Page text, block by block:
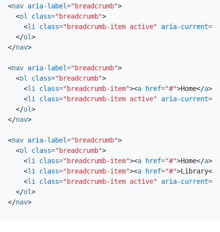
<nav aria-label="breadcrumb">
<ol class="breadcrumb">
<li class="breadcrumb-item active" aria-current=
</ol>
</nav>
<nav aria-label="breadcrumb">
<ol class="breadcrumb">
<li class="breadcrumb-item"><a href="#">Home</a></
<li class="breadcrumb-item active" aria-current=
</ol>
</nav>
<nav aria-label="breadcrumb">
<ol class="breadcrumb">
<li class="breadcrumb-item"><a href="#">Home</a></
<li class="breadcrumb-item"><a href="#">Library</
<li class="breadcrumb-item active" aria-current=
</ol>
</nav>